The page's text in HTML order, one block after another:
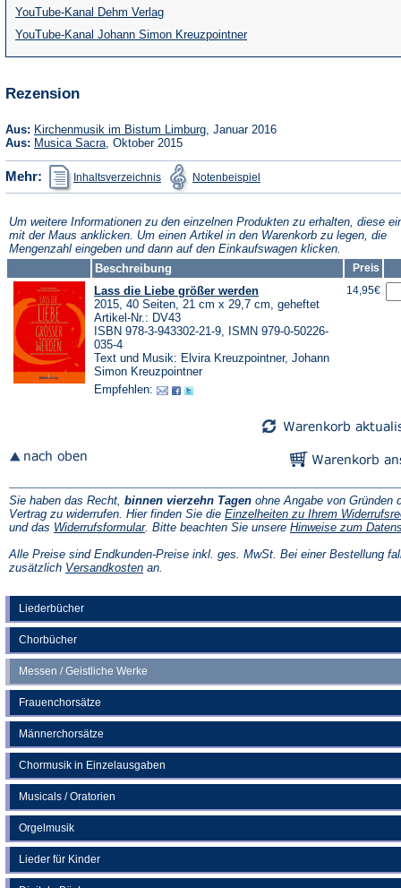
Liederbücher
Chorbücher
Messen / Geistliche Werke
Frauenchorsätze
Männerchorsätze
Chormusik in Einzelausgaben
Musicals / Oratorien
Orgelmusik
Lieder für Kinder
YouTube-Kanal Dehm Verlag(Öffnet
in
einem
YouTube-Kanal Johann Simon Kreuzpointner(Öffnet
in
Tab)
Rezension
Aus: Kirchenmusik im Bistum Limburg(Öffnet
Tab)
, Januar 2016
Aus: Musica Sacra(Öffnet
neuen
Tab)
, Oktober 2015
Mehr: Inhaltsverzeichnis
(Öffnet
in
einem
Tab)
Notenbeispiel in
einem
Tab)
Um weitere Informationen zu den einzelnen Produkten zu erhalten, diese
mit der Maus anklicken. Um einen Artikel in den Warenkorb zu legen, die
Mengenzahl eingeben und dann auf den Einkaufswagen klicken.
Beschreibung
Preis
Lass die Liebe größer werden
2015, 40 Seiten, 21 cm x 29,7 cm, geheftet
Artikel-Nr.: DV43
ISBN 978-3-943302-21-9, ISMN 979-0-50226-
035-4
Text und Musik: Elvira Kreuzpointner, Johann
Simon Kreuzpointner
Empfehlen:
14,95€
Sie haben das Recht, binnen vierzehn Tagen ohne Angabe von Gründen
Vertrag zu widerrufen. Hier finden Sie die Einzelheiten zu Ihrem
und das Widerrufsformular(Öffnet
einem
neuen
. Bitte beachten Sie unsere Hinweise zum
Alle Preise sind Endkunden-Preise inkl. ges. MwSt. Bei einer Bestellung
zusätzlich Versandkosten(Öffnet
an.